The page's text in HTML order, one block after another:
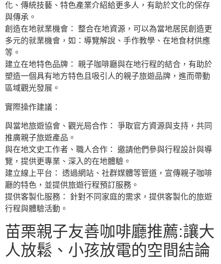
化、傳統技藝、特色產業介紹給更多人，有助於文化的保存
與傳承。
創造在地就業機會： 整合在地資源，可以為當地居民創造更
多元的就業機會，如：導覽解說、手作教學、在地食材供應
等。
建立在地特色品牌： 親子咖啡廳與在地行程的結合，有助於
塑造一個具有地方特色且吸引人的親子旅遊品牌，進而帶動
區域觀光發展。
實際操作建議：
與當地旅遊協會、觀光局合作： 爭取官方資源與支持，共同
推廣親子旅遊產品。
與在地文史工作者、職人合作： 邀請他們參與行程設計與導
覽，提供更專業、深入的在地體驗。
建立線上平台： 透過網站、社群媒體等管道，宣傳親子咖啡
廳的特色，並提供旅遊行程預訂服務。
提供客製化服務： 針對不同家庭的需求，提供客製化的旅遊
行程與體驗活動。
苗栗親子友善咖啡廳推薦:讓大
人放鬆、小孩放電的空間結論